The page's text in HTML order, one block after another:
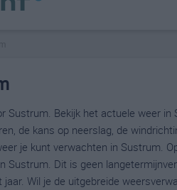
Sustrum. Bekijk het actuele weer in
de kans op neerslag, de
je kunt verwachten in Sustrum.
Sustrum. Dit is geen
Wil je de uitgebreide